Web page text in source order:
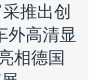
推出创
高清显
相德国